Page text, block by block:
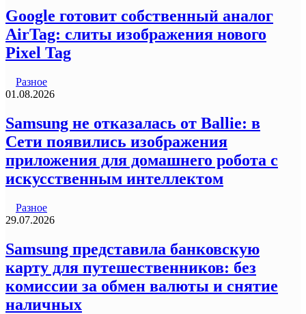
Google готовит собственный аналог
AirTag: слиты изображения нового
Pixel Tag
Разное
01.08.2026
Samsung не отказалась от Ballie: в
Сети появились изображения
приложения для домашнего робота с
искусственным интеллектом
Разное
29.07.2026
Samsung представила банковскую
карту для путешественников: без
комиссии за обмен валюты и снятие
наличных